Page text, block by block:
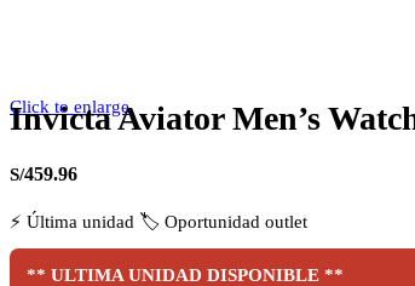
Click to enlarge
Invicta Aviator Men’s
S/459.96
⚡ Última unidad 🏷️ Oportunidad outlet
** ULTIMA UNIDAD DISPONIBLE **